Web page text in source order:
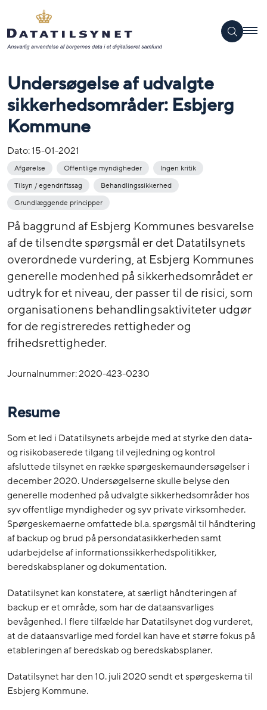
Undersøgelse af udvalgte
sikkerhedsområder: Esbjerg
Kommune
Dato:15-01-2021
Afgørelse Offentlige myndigheder
Ingen kritik
Tilsyn / egendriftssag
Behandlingssikkerhed
Grundlæggende principper
På baggrund af Esbjerg Kommunes besvarelse
af de tilsendte spørgsmål er det Datatilsynets
overordnede vurdering, at Esbjerg Kommunes
generelle modenhed på sikkerhedsområdet er
udtryk for et niveau, der passer til de risici, som
organisationens behandlingsaktiviteter udgør
for de registreredes rettigheder og
frihedsrettigheder.
Journalnummer: 2020-423-0230
Resume
Som et led i Datatilsynets arbejde med at styrke den data-
og risikobaserede tilgang til vejledning og kontrol
afsluttede tilsynet en række spørgeskemaundersøgelser i
december 2020. Undersøgelserne skulle belyse den
generelle modenhed på udvalgte sikkerhedsområder hos
syv offentlige myndigheder og syv private virksomheder.
Spørgeskemaerne omfattede bl.a. spørgsmål til håndtering
af backup og brud på persondatasikkerheden samt
udarbejdelse af informationssikkerhedspolitikker,
beredskabsplaner og dokumentation.
Datatilsynet kan konstatere, at særligt håndteringen af
backup er et område, som har de dataansvarliges
bevågenhed. I flere tilfælde har Datatilsynet dog vurderet,
at de dataansvarlige med fordel kan have et større fokus på
etableringen af beredskab og beredskabsplaner.
Datatilsynet har den 10. juli 2020 sendt et spørgeskema til
Esbjerg Kommune.